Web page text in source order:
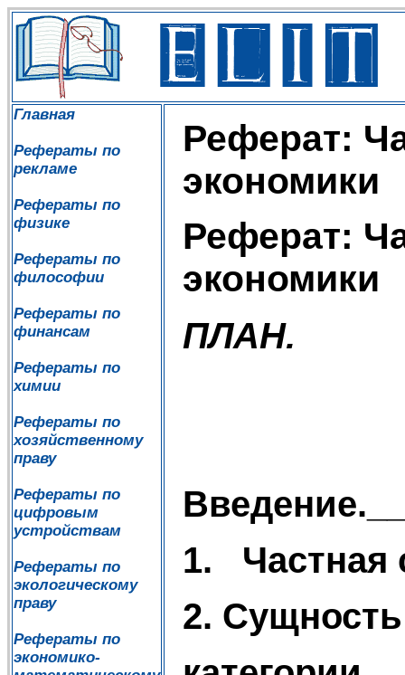
Главная
Рефераты по
рекламе
Рефераты по
физике
Рефераты по
философии
Рефераты по
финансам
Рефераты по
химии
Рефераты по
хозяйственному
праву
Рефераты по
цифровым
устройствам
Рефераты по
экологическому
праву
Рефераты по
экономико-
Реферат:
экономики
Реферат:
экономики
ПЛАН.
1. Частная
2. Сущность